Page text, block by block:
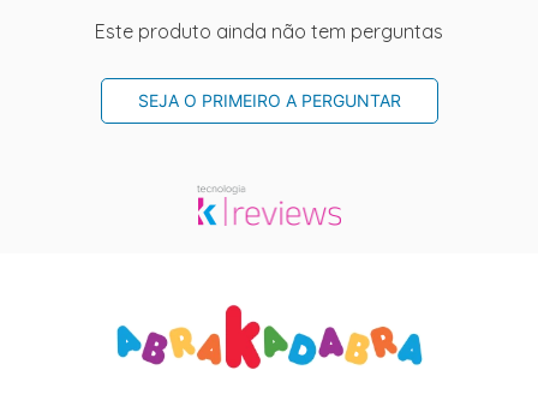
Este produto ainda não tem perguntas
SEJA O PRIMEIRO A PERGUNTAR